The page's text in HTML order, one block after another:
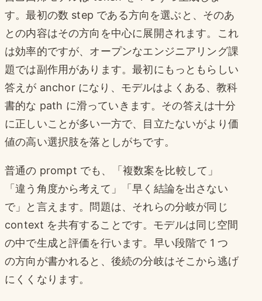
す。最初の数 step である方向を選ぶと、そのあ
との内容はその方向を中心に展開されます。これ
は効率的ですが、オープンなエンジニアリング課
題では副作用があります。最初にもっともらしい
答えが anchor になり、モデルはよくある、教科
書的な path に滑っていきます。その答えは十分
に正しいことが多い一方で、目立たないがより価
値の高い選択肢を落としがちです。
普通の prompt でも、「複数案を比較して」
「違う角度から考えて」「早く結論を出さない
で」と言えます。問題は、それらの分岐が同じ
context を共有することです。モデルは同じ空間
の中で生成と評価を行います。早い段階で 1 つ
の方向が書かれると、後続の分岐はそこから逃げ
にくくなります。